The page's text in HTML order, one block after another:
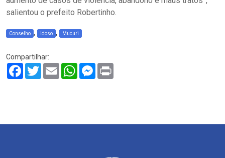
salientou o prefeito Robertinho.
Conselho , Idoso , Mucuri
Compartilhar:
Facebook
TwitterEmail WhatsAppMessenger